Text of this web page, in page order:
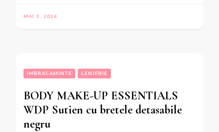
MAI 3, 2024
IMBRACAMINTE LENJERIE
BODY MAKE-UP ESSENTIALS
WDP Sutien cu bretele detasabile
negru